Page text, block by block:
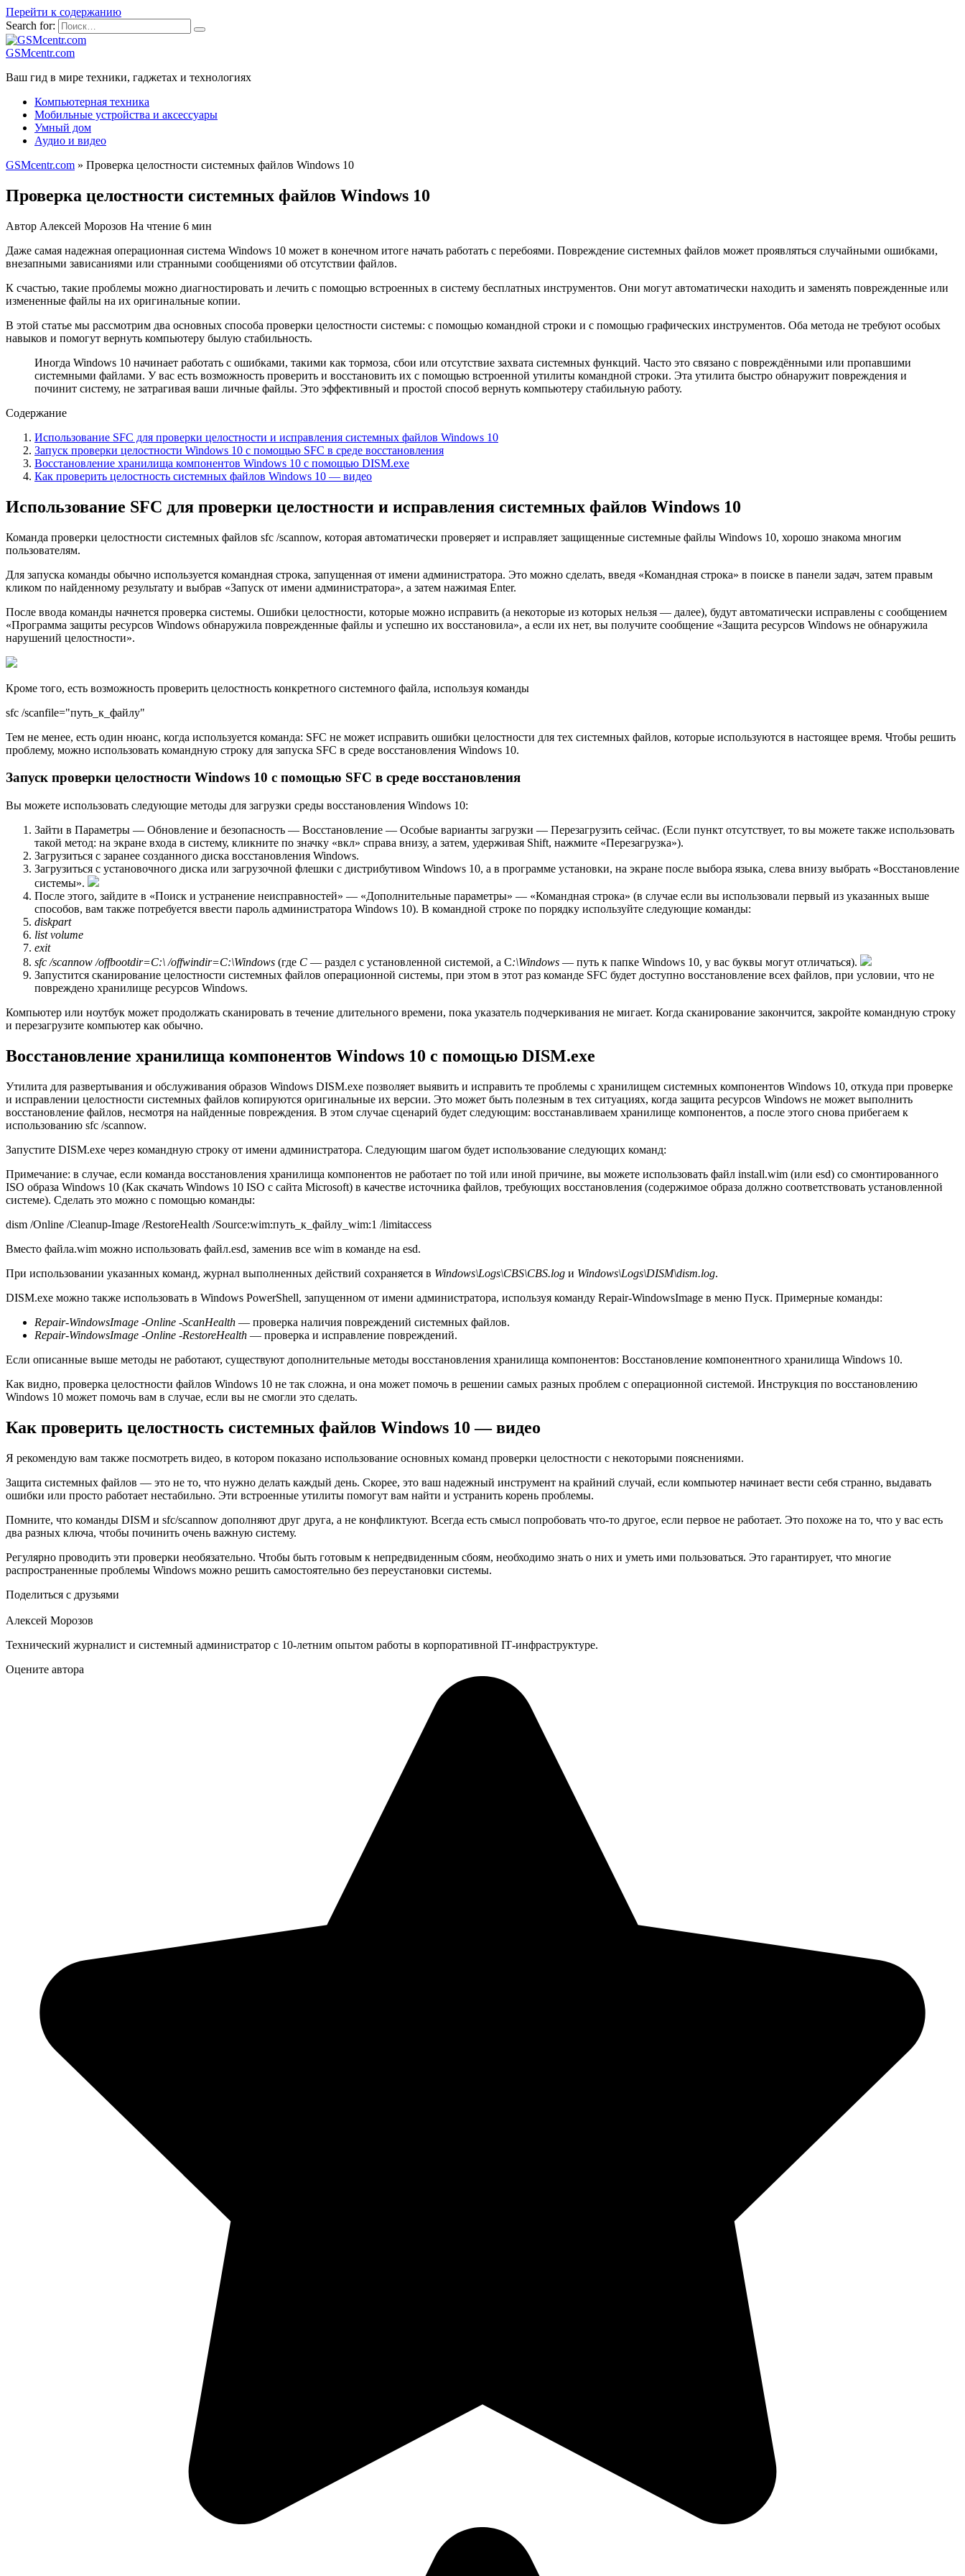
Перейти к содержанию
Search for:
GSMcentr.com
Ваш гид в мире техники, гаджетах и технологиях
Компьютерная техника
Мобильные устройства и аксессуары
Умный дом
Аудио и видео
GSMcentr.com » Проверка целостности системных файлов Windows 10
Проверка целостности системных файлов Windows 10
Автор Алексей Морозов На чтение 6 мин
Даже самая надежная операционная система Windows 10 может в конечном итоге начать работать с перебоями. Повреждение системных файлов может проявляться случайными ошибками,
внезапными зависаниями или странными сообщениями об отсутствии файлов.
К счастью, такие проблемы можно диагностировать и лечить с помощью встроенных в систему бесплатных инструментов. Они могут автоматически находить и заменять поврежденные или
измененные файлы на их оригинальные копии.
В этой статье мы рассмотрим два основных способа проверки целостности системы: с помощью командной строки и с помощью графических инструментов. Оба метода не требуют особых
навыков и помогут вернуть компьютеру былую стабильность.
Иногда Windows 10 начинает работать с ошибками, такими как тормоза, сбои или отсутствие захвата системных функций. Часто это связано с повреждёнными или пропавшими
системными файлами. У вас есть возможность проверить и восстановить их с помощью встроенной утилиты командной строки. Эта утилита быстро обнаружит повреждения и
починит систему, не затрагивая ваши личные файлы. Это эффективный и простой способ вернуть компьютеру стабильную работу.
Содержание
Использование SFC для проверки целостности и исправления системных файлов Windows 10
Запуск проверки целостности Windows 10 с помощью SFC в среде восстановления
Восстановление хранилища компонентов Windows 10 с помощью DISM.exe
Как проверить целостность системных файлов Windows 10 — видео
Использование SFC для проверки целостности и исправления системных файлов Windows 10
Команда проверки целостности системных файлов sfc /scannow, которая автоматически проверяет и исправляет защищенные системные файлы Windows 10, хорошо знакома многим
пользователям.
Для запуска команды обычно используется командная строка, запущенная от имени администратора. Это можно сделать, введя «Командная строка» в поиске в панели задач, затем правым
кликом по найденному результату и выбрав «Запуск от имени администратора», а затем нажимая Enter.
После ввода команды начнется проверка системы. Ошибки целостности, которые можно исправить (а некоторые из которых нельзя — далее), будут автоматически исправлены с сообщением
«Программа защиты ресурсов Windows обнаружила поврежденные файлы и успешно их восстановила», а если их нет, вы получите сообщение «Защита ресурсов Windows не обнаружила
нарушений целостности».
Кроме того, есть возможность проверить целостность конкретного системного файла, используя команды
sfc /scanfile="путь_к_файлу"
Тем не менее, есть один нюанс, когда используется команда: SFC не может исправить ошибки целостности для тех системных файлов, которые используются в настоящее время. Чтобы решить
проблему, можно использовать командную строку для запуска SFC в среде восстановления Windows 10.
Запуск проверки целостности Windows 10 с помощью SFC в среде восстановления
Вы можете использовать следующие методы для загрузки среды восстановления Windows 10:
Зайти в Параметры — Обновление и безопасность — Восстановление — Особые варианты загрузки — Перезагрузить сейчас. (Если пункт отсутствует, то вы можете также использовать
такой метод: на экране входа в систему, кликните по значку «вкл» справа внизу, а затем, удерживая Shift, нажмите «Перезагрузка»).
Загрузиться с заранее созданного диска восстановления Windows.
Загрузиться с установочного диска или загрузочной флешки с дистрибутивом Windows 10, а в программе установки, на экране после выбора языка, слева внизу выбрать «Восстановление
системы».
После этого, зайдите в «Поиск и устранение неисправностей» — «Дополнительные параметры» — «Командная строка» (в случае если вы использовали первый из указанных выше
способов, вам также потребуется ввести пароль администратора Windows 10). В командной строке по порядку используйте следующие команды:
diskpart
list volume
exit
sfc /scannow /offbootdir=C:\ /offwindir=C:\Windows (где C — раздел с установленной системой, а C:\Windows — путь к папке Windows 10, у вас буквы могут отличаться).
Запустится сканирование целостности системных файлов операционной системы, при этом в этот раз команде SFC будет доступно восстановление всех файлов, при условии, что не
повреждено хранилище ресурсов Windows.
Компьютер или ноутбук может продолжать сканировать в течение длительного времени, пока указатель подчеркивания не мигает. Когда сканирование закончится, закройте командную строку
и перезагрузите компьютер как обычно.
Восстановление хранилища компонентов Windows 10 с помощью DISM.exe
Утилита для развертывания и обслуживания образов Windows DISM.exe позволяет выявить и исправить те проблемы с хранилищем системных компонентов Windows 10, откуда при проверке
и исправлении целостности системных файлов копируются оригинальные их версии. Это может быть полезным в тех ситуациях, когда защита ресурсов Windows не может выполнить
восстановление файлов, несмотря на найденные повреждения. В этом случае сценарий будет следующим: восстанавливаем хранилище компонентов, а после этого снова прибегаем к
использованию sfc /scannow.
Запустите DISM.exe через командную строку от имени администратора. Следующим шагом будет использование следующих команд:
Примечание: в случае, если команда восстановления хранилища компонентов не работает по той или иной причине, вы можете использовать файл install.wim (или esd) со смонтированного
ISO образа Windows 10 (Как скачать Windows 10 ISO с сайта Microsoft) в качестве источника файлов, требующих восстановления (содержимое образа должно соответствовать установленной
системе). Сделать это можно с помощью команды:
dism /Online /Cleanup-Image /RestoreHealth /Source:wim:путь_к_файлу_wim:1 /limitaccess
Вместо файла.wim можно использовать файл.esd, заменив все wim в команде на esd.
При использовании указанных команд, журнал выполненных действий сохраняется в Windows\Logs\CBS\CBS.log и Windows\Logs\DISM\dism.log.
DISM.exe можно также использовать в Windows PowerShell, запущенном от имени администратора, используя команду Repair-WindowsImage в меню Пуск. Примерные команды:
Repair-WindowsImage -Online -ScanHealth — проверка наличия повреждений системных файлов.
Repair-WindowsImage -Online -RestoreHealth — проверка и исправление повреждений.
Если описанные выше методы не работают, существуют дополнительные методы восстановления хранилища компонентов: Восстановление компонентного хранилища Windows 10.
Как видно, проверка целостности файлов Windows 10 не так сложна, и она может помочь в решении самых разных проблем с операционной системой. Инструкция по восстановлению
Windows 10 может помочь вам в случае, если вы не смогли это сделать.
Как проверить целостность системных файлов Windows 10 — видео
Я рекомендую вам также посмотреть видео, в котором показано использование основных команд проверки целостности с некоторыми пояснениями.
Защита системных файлов — это не то, что нужно делать каждый день. Скорее, это ваш надежный инструмент на крайний случай, если компьютер начинает вести себя странно, выдавать
ошибки или просто работает нестабильно. Эти встроенные утилиты помогут вам найти и устранить корень проблемы.
Помните, что команды DISM и sfc/scannow дополняют друг друга, а не конфликтуют. Всегда есть смысл попробовать что-то другое, если первое не работает. Это похоже на то, что у вас есть
два разных ключа, чтобы починить очень важную систему.
Регулярно проводить эти проверки необязательно. Чтобы быть готовым к непредвиденным сбоям, необходимо знать о них и уметь ими пользоваться. Это гарантирует, что многие
распространенные проблемы Windows можно решить самостоятельно без переустановки системы.
Поделиться с друзьями
Алексей Морозов
Технический журналист и системный администратор с 10‑летним опытом работы в корпоративной IT‑инфраструктуре.
Оцените автора